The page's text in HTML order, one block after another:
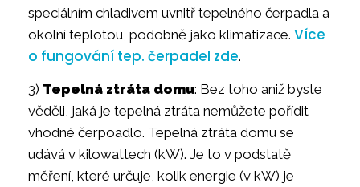
speciálním chladivem uvnitř tepelného čerpadla a
okolní teplotou, podobně jako klimatizace. Více
o fungování tep. čerpadel zde.
3) Tepelná ztráta domu: Bez toho aniž byste
věděli, jaká je tepelná ztráta nemůžete pořídit
vhodné čerpoadlo. Tepelná ztráta domu se
udává v kilowattech (kW). Je to v podstatě
měření, které určuje, kolik energie (v kW) je